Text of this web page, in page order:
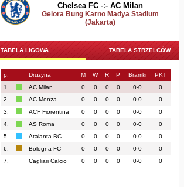
Chelsea FC -:- AC Milan
Gelora Bung Karno Madya Stadium
(Jakarta)
TABELA LIGOWA TABELA STRZELCÓW
p. Drużyna M W R P Bramki
PKT
1.
AC Milan 0 0 0 0 0-0
0
2.
AC Monza 0 0 0 0 0-0
0
3.
ACF Fiorentina 0 0 0 0 0-0
0
4.
AS Roma 0 0 0 0 0-0
0
5.
Atalanta BC 0 0 0 0 0-0
0
6.
Bologna FC 0 0 0 0 0-0
0
7.
Cagliari Calcio 0 0 0 0 0-0 0